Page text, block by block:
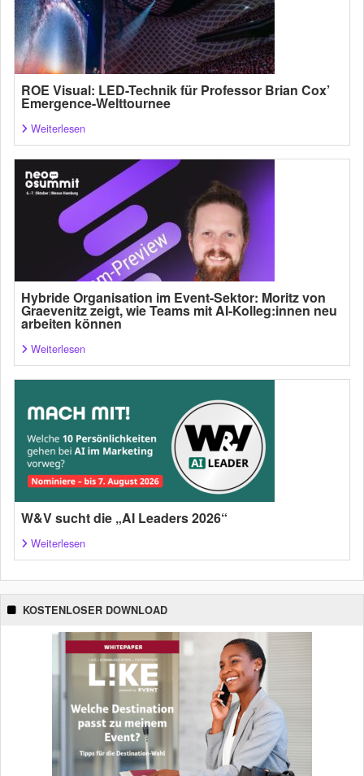
ROE Visual: LED-Technik für Professor Brian Cox’
Emergence-Welttournee
Weiterlesen
Hybride Organisation im Event-Sektor: Moritz von
Graevenitz zeigt, wie Teams mit AI-Kolleg:innen neu
arbeiten können
Weiterlesen
W&V sucht die „AI Leaders 2026“
Weiterlesen
KOSTENLOSER DOWNLOAD